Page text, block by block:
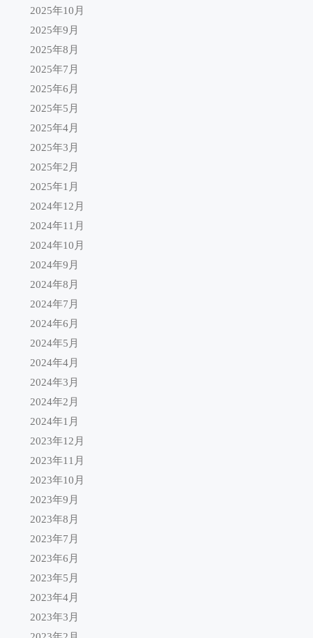
2025年10月
2025年9月
2025年8月
2025年7月
2025年6月
2025年5月
2025年4月
2025年3月
2025年2月
2025年1月
2024年12月
2024年11月
2024年10月
2024年9月
2024年8月
2024年7月
2024年6月
2024年5月
2024年4月
2024年3月
2024年2月
2024年1月
2023年12月
2023年11月
2023年10月
2023年9月
2023年8月
2023年7月
2023年6月
2023年5月
2023年4月
2023年3月